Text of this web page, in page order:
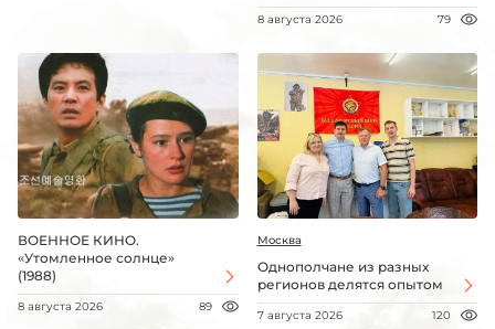
8 августа 2026 79
ВОЕННОЕ КИНО.
«Утомленное солнце»
(1988)
8 августа 2026 89
Москва
Однополчане из разных
регионов делятся опытом
7 августа 2026 120